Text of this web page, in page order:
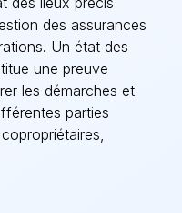
des assurances
Un état des
une preuve
les démarches et
parties